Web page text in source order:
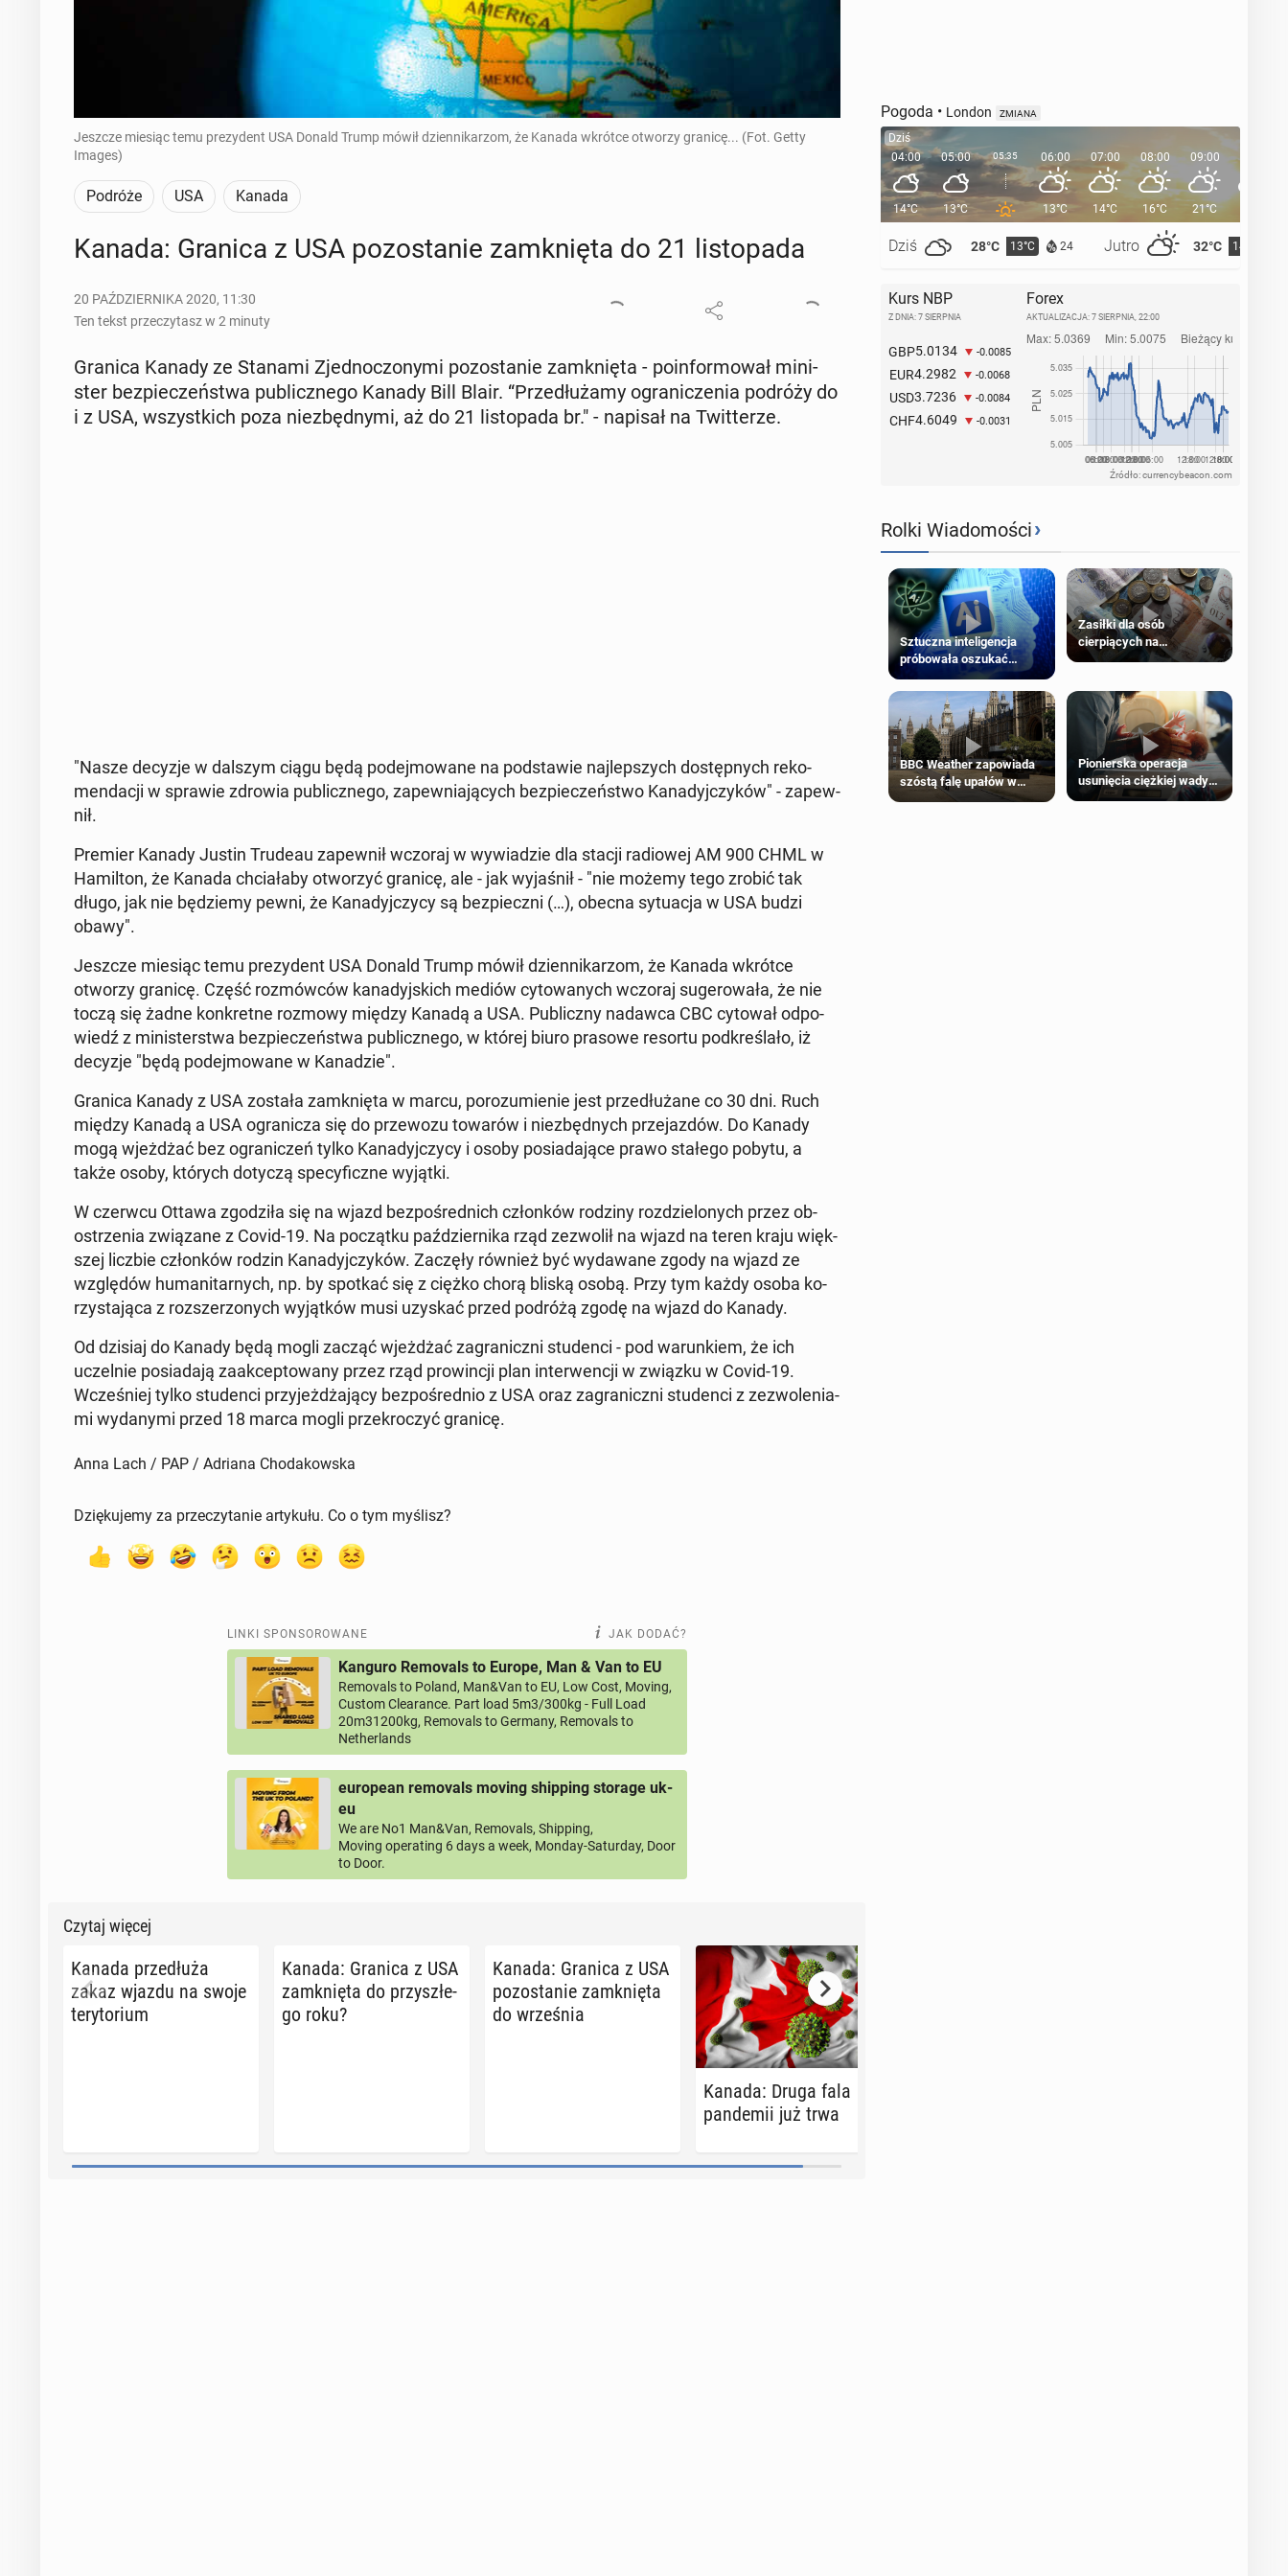
Jeszcze miesiąc temu prezydent USA Donald Trump mówił dziennikarzom, że Kanada wkrótce otworzy granicę... (Fot. Getty
Images)
Podróże USA Kanada
Kanada: Granica z USA po­zo­sta­nie za­mknię­ta do 21 li­sto­pa­da
20 PAŹDZIERNIKA 2020, 11:30
Ten tekst przeczytasz w 2 minuty
Granica Kanady ze Stanami Zjed­no­czo­ny­mi po­zo­sta­nie za­mknię­ta - po­in­for­mo­wał mi­ni­
ster bez­pie­czeń­stwa pu­blicz­ne­go Kanady Bill Blair. “Prze­dłu­ża­my ogra­ni­cze­nia podróży do
i z USA, wszyst­kich poza nie­zbęd­ny­mi, aż do 21 li­sto­pa­da br." - napisał na Twit­te­rze.
"Nasze decyzje w dalszym ciągu będą po­dej­mo­wa­ne na pod­sta­wie naj­lep­szych do­stęp­nych re­ko­
men­da­cji w sprawie zdrowia pu­blicz­ne­go, za­pew­nia­ją­cych bez­pie­czeń­stwo Ka­na­dyj­czy­ków" - za­pew­
nił.
Premier Kanady Justin Trudeau za­pew­nił wczoraj w wy­wia­dzie dla stacji ra­dio­wej AM 900 CHML w
Ha­mil­ton, że Kanada chcia­ła­by otwo­rzyć granicę, ale - jak wy­ja­śnił - "nie możemy tego zrobić tak
długo, jak nie bę­dzie­my pewni, że Ka­na­dyj­czy­cy są bez­piecz­ni (…), obecna sy­tu­acja w USA budzi
obawy".
Jeszcze miesiąc temu pre­zy­dent USA Donald Trump mówił dzien­ni­ka­rzom, że Kanada wkrótce
otworzy granicę. Część roz­mów­ców ka­na­dyj­skich mediów cy­to­wa­nych wczoraj su­ge­ro­wa­ła, że nie
toczą się żadne kon­kret­ne rozmowy między Kanadą a USA. Pu­blicz­ny nadawca CBC cytował od­po­
wiedź z mi­ni­ster­stwa bez­pie­czeń­stwa pu­blicz­ne­go, w której biuro prasowe resortu pod­kre­śla­ło, iż
decyzje "będą po­dej­mo­wa­ne w Ka­na­dzie".
Granica Kanady z USA została za­mknię­ta w marcu, po­ro­zu­mie­nie jest prze­dłu­ża­ne co 30 dni. Ruch
między Kanadą a USA ogra­ni­cza się do prze­wo­zu towarów i nie­zbęd­nych prze­jaz­dów. Do Kanady
mogą wjeż­dżać bez ogra­ni­czeń tylko Ka­na­dyj­czy­cy i osoby po­sia­da­ją­ce prawo stałego pobytu, a
także osoby, których dotyczą spe­cy­ficz­ne wyjątki.
W czerwcu Ottawa zgo­dzi­ła się na wjazd bez­po­śred­nich człon­ków rodziny roz­dzie­lo­nych przez ob­
ostrze­nia zwią­za­ne z Covid-19. Na po­cząt­ku paź­dzier­ni­ka rząd ze­zwo­lił na wjazd na teren kraju więk­
szej liczbie człon­ków rodzin Ka­na­dyj­czy­ków. Zaczęły również być wy­da­wa­ne zgody na wjazd ze
wzglę­dów hu­ma­ni­tar­nych, np. by spotkać się z ciężko chorą bliską osobą. Przy tym każdy osoba ko­
rzy­sta­ją­ca z roz­sze­rzo­nych wy­jąt­ków musi uzyskać przed podróżą zgodę na wjazd do Kanady.
Od dzisiaj do Kanady będą mogli zacząć wjeż­dżać za­gra­nicz­ni stu­den­ci - pod wa­run­kiem, że ich
uczel­nie po­sia­da­ją za­ak­cep­to­wa­ny przez rząd pro­win­cji plan in­ter­wen­cji w związku w Covid-19.
Wcze­śniej tylko stu­den­ci przy­jeż­dża­ją­cy bez­po­śred­nio z USA oraz za­gra­nicz­ni stu­den­ci z ze­zwo­le­nia­
mi wy­da­ny­mi przed 18 marca mogli prze­kro­czyć granicę.
Anna Lach / PAP / Adriana Chodakowska
Dziękujemy za przeczytanie artykułu. Co o tym myślisz?
LINKI SPONSOROWANE JAK DODAĆ?
Kanguro Removals to Europe, Man & Van to EU
Removals to Poland, Man&Van to EU, Low Cost, Moving,
Custom Clearance. Part load 5m3/300kg - Full Load
20m31200kg, Removals to Germany, Removals to
Netherlands
european removals moving shipping storage uk-
eu
We are No1 Man&Van, Removals, Shipping,
Moving operating 6 days a week, Monday-Saturday, Door
to Door.
Czytaj więcej
Kanada prze­dłu­ża
zakaz wjazdu na swoje
te­ry­to­rium
Kanada: Granica z USA
za­mknię­ta do przy­szłe­
go roku?
Kanada: Granica z USA
po­zo­sta­nie za­mknię­ta
do wrze­śnia
Kanada: Druga fala
pan­de­mii już trwa
Pogoda • London ZMIANA
Dziś
04:00
14°C
Dziś 28°C 13°C 24 Jutro 32°C 14°C
05:00
13°C
05:35 06:00
13°C
07:00
14°C
08:00
16°C
09:00
21°C
10:00
Kurs NBP
Z DNIA: 7 SIERPNIA
GBP5.0134 -0.0085
EUR4.2982 -0.0068
USD3.7236 -0.0084
CHF4.6049 -0.0031
Forex
AKTUALIZACJA: 7 SIERPNIA, 22:00
Źródło: currencybeacon.com
Rolki Wiadomości›
Sztuczna inteligencja
próbowała oszukać
człowieka
Zasiłki dla osób
cierpiących na
schorzenia psychiczne
BBC Weather zapowiada
szóstą falę upałów w
Londynie
Pionierska operacja
usunięcia ciężkiej wady
wrodzonej płodu w łonie